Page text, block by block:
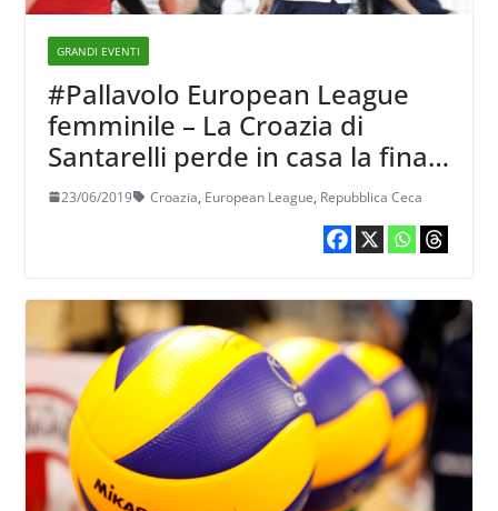
GRANDI EVENTI
#Pallavolo European League
femminile – La Croazia di
Santarelli perde in casa la finale
con la Rep. Ceca
23/06/2019 Croazia, European League, Repubblica Ceca